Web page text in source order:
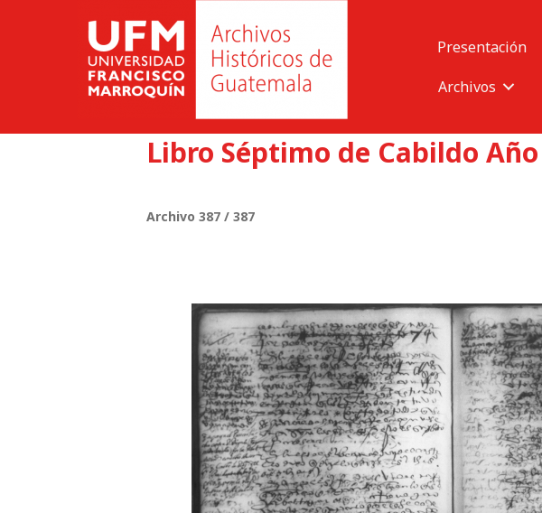
Presentación
Archivos
Libro Séptimo de Cabildo Año
Archivo 387 / 387